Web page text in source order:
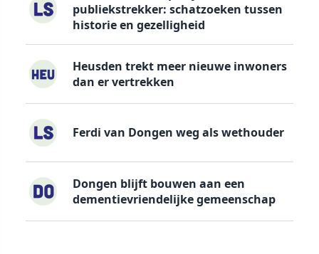
publiekstrekker: schatzoeken tussen
historie en gezelligheid
Heusden trekt meer nieuwe inwoners
dan er vertrekken
Ferdi van Dongen weg als wethouder
Dongen blijft bouwen aan een
dementievriendelijke gemeenschap